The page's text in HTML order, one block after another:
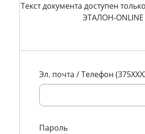
Текст документа доступен
ЭТАЛОН-ONLINE
Эл. почта / Телефон
Пароль